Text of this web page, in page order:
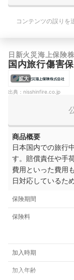
コンテンツの誤りを
日新火災海上保険
国内旅行傷害
拡大
出典： nisshinfire.co.jp
商品概要
日本国内での旅行
す。賠償責任や手
費用といった費用
日対応しているた
保険期間
保険料
加入時期
加入年齢